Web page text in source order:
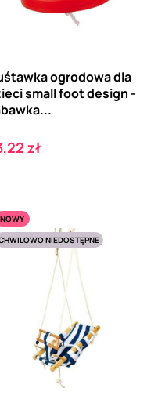
ogrodowa dla
small foot design -
zł
NOWY
NIEDOSTĘPNE